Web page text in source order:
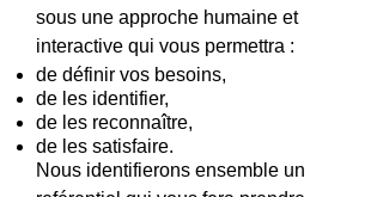
sous une approche humaine et
interactive qui vous permettra :
de définir vos besoins,
de les identifier,
de les reconnaître,
de les satisfaire.
Nous identifierons ensemble un